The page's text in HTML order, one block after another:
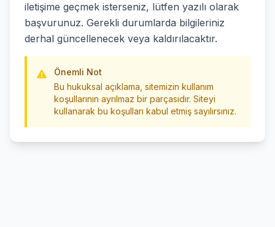
iletişime geçmek isterseniz, lütfen yazılı olarak
başvurunuz. Gerekli durumlarda bilgileriniz
derhal güncellenecek veya kaldırılacaktır.
Önemli Not
Bu hukuksal açıklama, sitemizin kullanım
koşullarının ayrılmaz bir parçasıdır. Siteyi
kullanarak bu koşulları kabul etmiş sayılırsınız.